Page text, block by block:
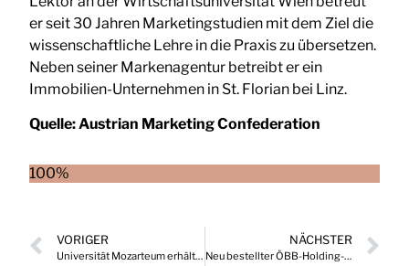
er seit 30 Jahren Marketingstudien mit dem Ziel die
wissenschaftliche Lehre in die Praxis zu übersetzen.
Neben seiner Markenagentur betreibt er ein
Immobilien-Unternehmen in St. Florian bei Linz.
Quelle:Austrian Marketing Confederation
100%
VORIGER
Universität Mozarteum erhält neue Rektorin
NÄCHSTER
Neu bestellter ÖBB-Holding-Aufsichtsrat vereint Expertise und Kontinuität